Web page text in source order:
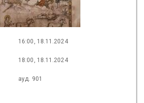
16:00, 18.11.2024
18:00, 18.11.2024
ауд. 901